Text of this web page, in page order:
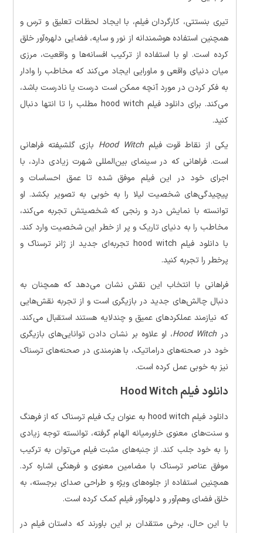
تیری بنستتی، کارگردان فیلم، با ایجاد لحظات تعلیق و ترس و
همچنین استفاده هوشمندانه از نور و سایه، فضایی دلهره‌آور خلق
کرده است. او با استفاده از ترکیب افسانه‌ها و واقعیت، مرزی
میان دنیای واقعی و ماورایی ایجاد می‌کند که مخاطب را وادار
به فکر کردن در مورد آنچه ممکن است درست یا نادرست باشد،
می‌کند. برای دانلود فیلم hood witch مطلب را تا انتها دنبال
کنید.
یکی از نقاط قوت فیلمHood Witch بازی گلشیفته فراهانی
است. فراهانی که در سینمای بین‌المللی شهرت زیادی دارد، با
اجرای خود در این فیلم موفق شده تا عمق احساسات و
پیچیدگی‌های شخصیت لیلا را به خوبی به تصویر بکشد. او
توانسته با نمایش درد و رنجی که شخصیتش تجربه می‌کند،
مخاطب را به دنیای تاریک و پر از خطر این شخصیت وارد کند.
با دانلود فیلم hood witch تجربه‌‌ای جدید از ژانر ترسناک و
پرخطر را تجربه کنید.
فراهانی با انتخاب این نقش نشان می‌دهد که همچنان به
دنبال چالش‌های جدید در بازیگری است و از تجربه نقش‌هایی
که نیازمند عملکردهای عمیق و چندلایه هستند استقبال می‌کند.
در Hood Witch، او علاوه بر نشان دادن توانایی‌های بازیگری
خود در صحنه‌های دراماتیک، با هنرمندی در صحنه‌های ترسناک
نیز به خوبی عمل کرده است.
دانلود فیلم Hood Witch
دانلود فیلم hood witch به عنوان یک فیلم ترسناک که از فرهنگ
و سنت‌های معنوی خاورمیانه الهام گرفته، توانسته توجه زیادی
را به خود جلب کند. از جنبه‌های مثبت فیلم می‌توان به ترکیب
موفق عناصر ترسناک با مضامین معنوی و فرهنگی اشاره کرد.
همچنین استفاده از جلوه‌های ویژه و طراحی صدای برجسته، به
خلق فضای وهم‌آور و دلهره‌آور فیلم کمک کرده است.
با این حال، برخی منتقدان بر این باورند که داستان فیلم در